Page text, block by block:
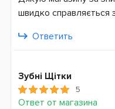
Подача холодного
Автоотключение
Мощность
Система питания
Электросеть
швидко справляється
Ответить
Зубні Щітки
5
Ответ от магазина